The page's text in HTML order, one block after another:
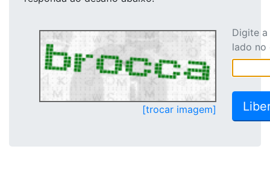
[trocar imagem]
Digite
lado no